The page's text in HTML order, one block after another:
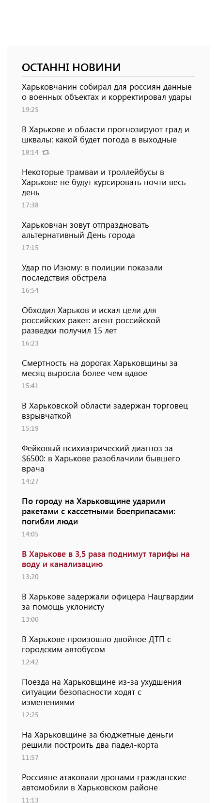
ОСТАННІ НОВИНИ
Харьковчанин собирал для россиян данные
о военных объектах и ​​корректировал удары
19:25
В Харькове и области прогнозируют град и
шквалы: какой будет погода в выходные
18:14
Некоторые трамваи и троллейбусы в
Харькове не будут курсировать почти весь
день
17:38
Харьковчан зовут отпраздновать
альтернативный День города
17:15
Удар по Изюму: в полиции показали
последствия обстрела
16:54
Обходил Харьков и искал цели для
российских ракет: агент российской
разведки получил 15 лет
16:23
Смертность на дорогах Харьковщины за
месяц выросла более чем вдвое
15:41
В Харьковской области задержан торговец
взрывчаткой
15:19
Фейковый психиатрический диагноз за
$6500: в Харькове разоблачили бывшего
врача
14:27
По городу на Харьковщине ударили
ракетами с кассетными боеприпасами:
погибли люди
14:05
В Харькове в 3,5 раза поднимут тарифы на
воду и канализацию
13:20
В Харькове задержали офицера Нацгвардии
за помощь уклонисту
13:00
В Харькове произошло двойное ДТП с
городским автобусом
12:42
Поезда на Харьковщине из-за ухудшения
ситуации безопасности ходят с
изменениями
12:25
На Харьковщине за бюджетные деньги
решили построить два падел-корта
11:57
Россияне атаковали дронами гражданские
автомобили в Харьковском районе
11:13